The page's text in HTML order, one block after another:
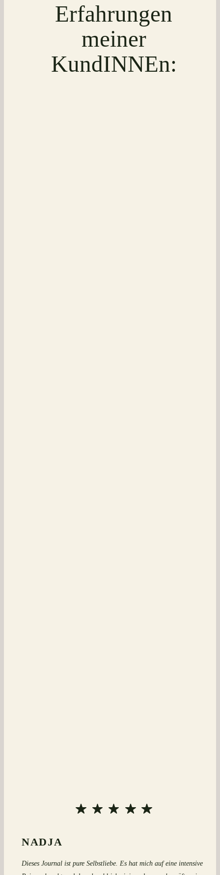
Erfahrungen
meiner
KundINNEn:
NADJA
Dieses Journal ist pure Selbstliebe. Es hat mich auf eine intensive